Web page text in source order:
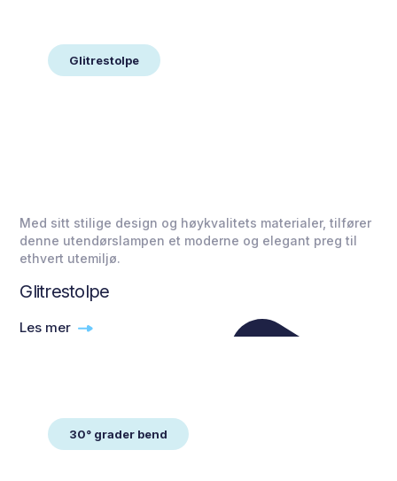
Glitrestolpe
Med sitt stilige design og høykvalitets materialer, tilfører
denne utendørslampen et moderne og elegant preg til
ethvert utemiljø.
Glitrestolpe
Les mer
30° grader bend